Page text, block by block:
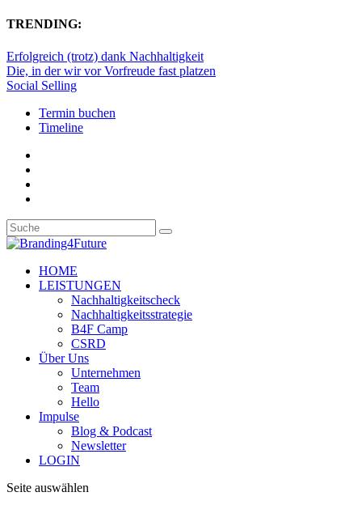
TRENDING:
Erfolgreich (trotz) dank Nachhaltigkeit
Die, in der wir vor Vorfreude fast platzen
Social Selling
Termin buchen
Timeline
HOME
LEISTUNGEN
Nachhaltigkeitscheck
Nachhaltigkeitsstrategie
B4F Camp
CSRD
Über Uns
Unternehmen
Team
Hello
Impulse
Blog & Podcast
Newsletter
LOGIN
Seite auswählen